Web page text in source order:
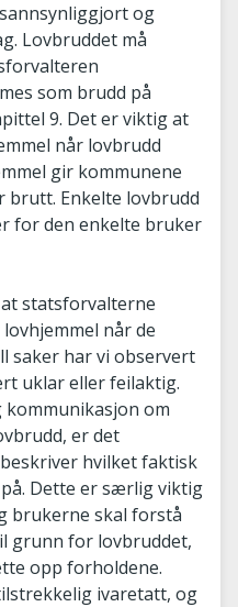
og
Lovbruddet må
som brudd på
9. Det er viktig at
når lovbrudd
gir kommunene
brutt. Enkelte lovbrudd
for den enkelte bruker
statsforvalterne
når de
saker har vi observert
uklar eller feilaktig.
om
er det
hvilket faktisk
Dette er særlig viktig
brukerne skal forstå
grunn for lovbruddet,
opp forholdene.
ivaretatt, og